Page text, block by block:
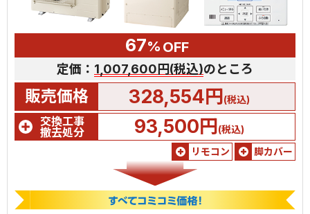
67% OFF
定価： 1,007,600円(税込)のところ
販売価格 328,554円(税込)
交換工事
撤去処分
93,500円(税込)
リモコン
脚カバー